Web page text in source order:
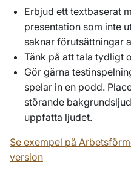
Erbjud ett textbaserat
presentation som inte
saknar förutsättningar
Tänk på att tala tydligt
Gör gärna
spelar in en podd.
störande
uppfatta ljudet.
Se exempel på
version